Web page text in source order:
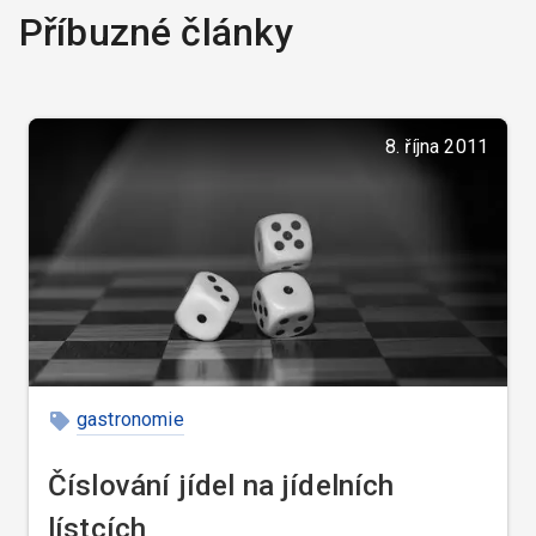
Příbuzné články
8. října 2011
gastronomie
Číslování jídel na jídelních
lístcích